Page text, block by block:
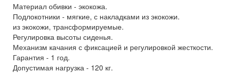
Материал обивки - экокожа.
Подлокотники - мягкие, с накладками из экокожи.
из экокожи, трансформируемые.
Регулировка высоты сиденья.
Механизм качания с фиксацией и регулировкой жесткости.
Гарантия - 1 год.
Допустимая нагрузка - 120 кг.